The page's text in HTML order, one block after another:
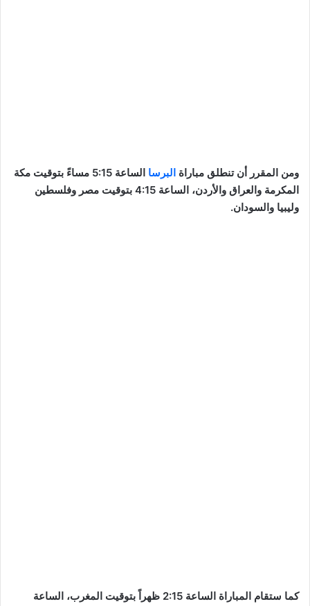
ومن المقرر أن تنطلق مباراة البرسا
الساعة 5:15 مساءً بتوقيت مكة
المكرمة والعراق والأردن، الساعة 4:15 بتوقيت مصر وفلسطين
وليبيا والسودان.
كما ستقام المباراة الساعة 2:15 ظهراً بتوقيت المغرب، الساعة